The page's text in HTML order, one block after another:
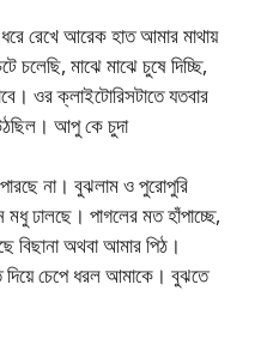
রেখে আরেক হাত আমার মাথায়
মাঝে মাঝে চুষে দিচ্ছি,
ওর ক্লাইটোরিসটাতে যতবার
আপু কে চুদা
না। বুঝলাম ও পুরোপুরি
মধু ঢালছে। পাগলের মত হাঁপাচ্ছে,
বিছানা অথবা আমার পিঠ।
চেপে ধরল আমাকে। বুঝতে